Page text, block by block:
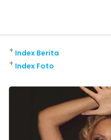
Index Berita
+
Index Foto
+